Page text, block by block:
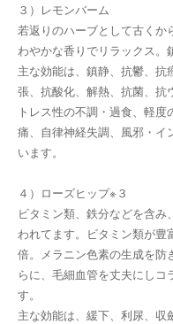
３）レモンバーム
若返りのハーブとして古くか
わやかな香りでリラックス。
主な効能は、鎮静、抗鬱、
張、抗酸化、解熱、抗菌、抗
トレス性の不調・過食、軽
痛、自律神経失調、風邪・イ
います。
４）ローズヒップ※３
ビタミン類、鉄分などを含
われてます。ビタミン類が豊
倍。メラニン色素の生成を防
らに、毛細血管を丈夫にしコ
す。
主な効能は、緩下、利尿、収